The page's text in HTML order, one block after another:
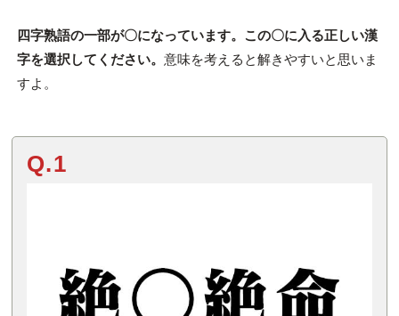
四字熟語の一部が〇になっています。この〇に入る正しい漢
字を選択してください。 意味を考えると解きやすいと思いま
すよ。
Q.1